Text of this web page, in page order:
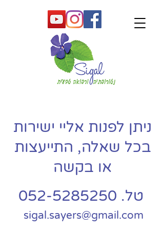
ניתן לפנות אליי ישירות
בכל שאלה, התייעצות
או בקשה
טל. 052-5285250
sigal.sayers@gmail.com